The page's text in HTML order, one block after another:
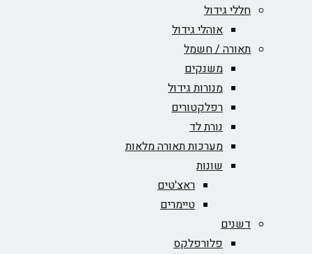
חללי גידול
אוהלי גידול
תאורה / חשמל
משנקים
מנורות גידול
רפלקטורים
נורת לד
מערכות תאורה מלאות
שונות
ראצ'טים
טיימרים
דשנים
פלורפלקס